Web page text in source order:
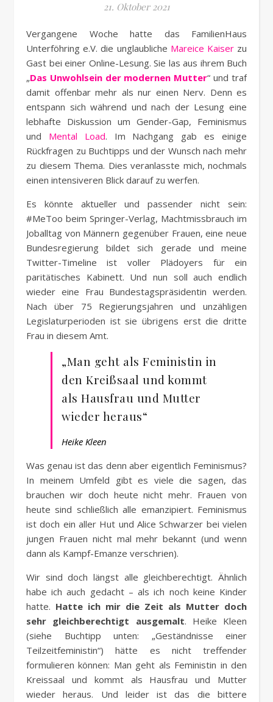
21. Oktober 2021
Vergangene Woche hatte das FamilienHaus
Unterföhring e.V. die unglaubliche Mareice Kaiserzu
Gast bei einer Online-Lesung. Sie las aus ihrem Buch
„Das Unwohlsein der modernen Mutter“ und traf
damit offenbar mehr als nur einen Nerv. Denn es
entspann sich während und nach der Lesung eine
lebhafte Diskussion um Gender-Gap, Feminismus
und Mental Load. Im Nachgang gab es einige
Rückfragen zu Buchtipps und der Wunsch nach mehr
zu diesem Thema. Dies veranlasste mich, nochmals
einen intensiveren Blick darauf zu werfen.
Es könnte aktueller und passender nicht sein:
#MeToo beim Springer-Verlag, Machtmissbrauch im
Joballtag von Männern gegenüber Frauen, eine neue
Bundesregierung bildet sich gerade und meine
Twitter-Timeline ist voller Plädoyers für ein
paritätisches Kabinett. Und nun soll auch endlich
wieder eine Frau Bundestagspräsidentin werden.
Nach über 75 Regierungsjahren und unzähligen
Legislaturperioden ist sie übrigens erst die dritte
Frau in diesem Amt.
„Man geht als Feministin in
den Kreißsaal und kommt
als Hausfrau und Mutter
wieder heraus“
Heike Kleen
Was genau ist das denn aber eigentlich Feminismus?
In meinem Umfeld gibt es viele die sagen, das
brauchen wir doch heute nicht mehr. Frauen von
heute sind schließlich alle emanzipiert. Feminismus
ist doch ein aller Hut und Alice Schwarzer bei vielen
jungen Frauen nicht mal mehr bekannt (und wenn
dann als Kampf-Emanze verschrien).
Wir sind doch längst alle gleichberechtigt. Ähnlich
habe ich auch gedacht – als ich noch keine Kinder
hatte. Hatte ich mir die Zeit als Mutter doch
sehr gleichberechtigt ausgemalt. Heike Kleen
(siehe Buchtipp unten: „Geständnisse einer
Teilzeitfeministin“) hätte es nicht treffender
formulieren können: Man geht als Feministin in den
Kreissaal und kommt als Hausfrau und Mutter
wieder heraus. Und leider ist das die bittere